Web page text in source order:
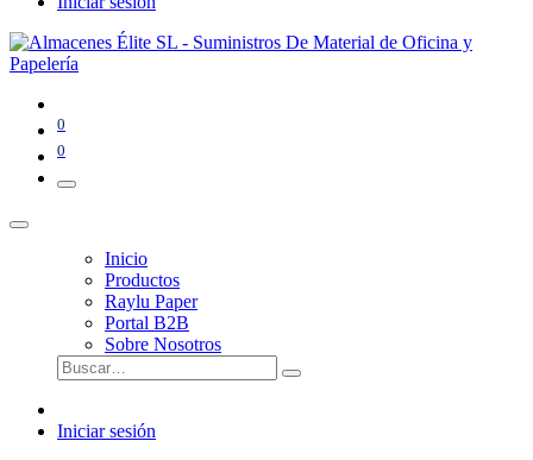
0
0
Inicio
Productos
Raylu Paper
Portal B2B
Sobre Nosotros
Iniciar sesión